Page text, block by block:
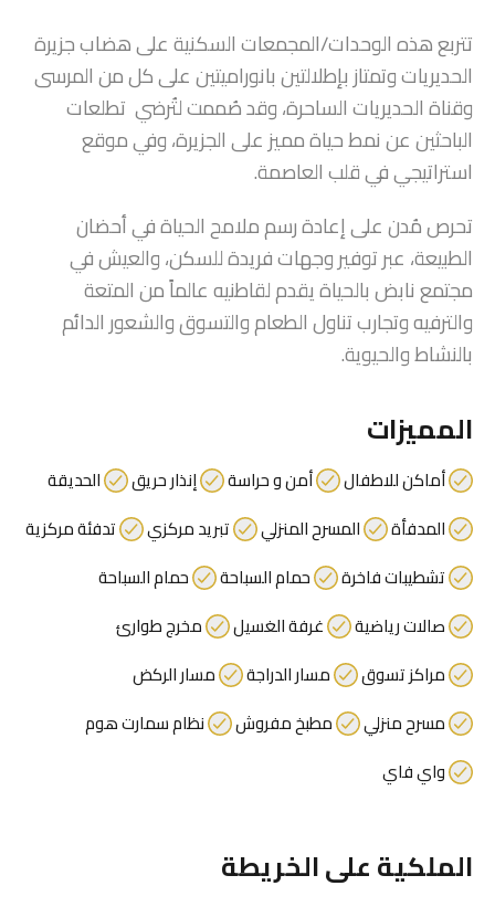
تتربع هذه الوحدات/المجمعات السكنية على هضاب جزيرة
الحديريات وتمتاز بإطلالتين بانوراميتين على كل من المرسى
وقناة الحديريات الساحرة، وقد صُممت لتُرضي تطلعات
الباحثين عن نمط حياة مميز على الجزيرة، وفي موقع
استراتيجي في قلب العاصمة.
تحرص مُدن على إعادة رسم ملامح الحياة في أحضان
الطبيعة، عبر توفير وجهات فريدة للسكن، والعيش في
مجتمع نابض بالحياة يقدم لقاطنيه عالماً من المتعة
والترفيه وتجارب تناول الطعام والتسوق والشعور الدائم
بالنشاط والحيوية.
المميزات
أماكن للاطفال أمن و حراسة إنذار حريق
الحديقة
المدفأة
المسرح المنزلي تبريد مركزي
تدفئة مركزية
تشطيبات فاخرة
حمام السباحة
حمام السباحة
صالات رياضية
غرفة الغسيل
مخرج طوارئ
مراكز تسوق
مسار الدراجة
مسار الركض
مسرح منزلي
مطبخ مفروش
نظام سمارت هوم
واي فاي
الملكية على الخريطة